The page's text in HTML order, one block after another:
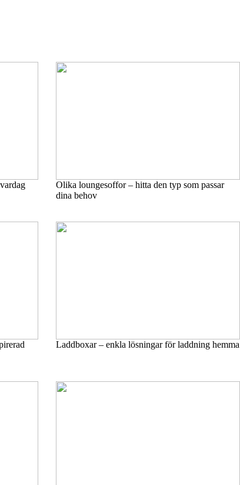
Olika loungesoffor – hitta den typ som passar
dina behov
Laddboxar – enkla lösningar för laddning hemma